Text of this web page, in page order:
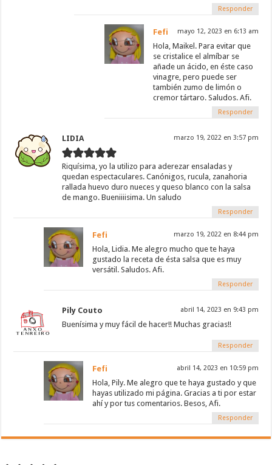
Responder
Fefi mayo 12, 2023 en 6:13 am
Hola, Maikel. Para evitar que
se cristalice el almíbar se
añade un ácido, en éste caso
vinagre, pero puede ser
también zumo de limón o
cremor tártaro. Saludos. Afi.
Responder
LIDIA marzo 19, 2022 en 3:57 pm
Riquísima, yo la utilizo para aderezar ensaladas y
quedan espectaculares. Canónigos, rucula, zanahoria
rallada huevo duro nueces y queso blanco con la salsa
de mango. Bueniiiisima. Un saludo
Responder
Fefi marzo 19, 2022 en 8:44 pm
Hola, Lidia. Me alegro mucho que te haya
gustado la receta de ésta salsa que es muy
versátil. Saludos. Afi.
Responder
Pily Couto abril 14, 2023 en 9:43 pm
Buenísima y muy fácil de hacer!! Muchas gracias!!
Responder
Fefi abril 14, 2023 en 10:59 pm
Hola, Pily. Me alegro que te haya gustado y que
hayas utilizado mi página. Gracias a ti por estar
ahí y por tus comentarios. Besos, Afi.
Responder